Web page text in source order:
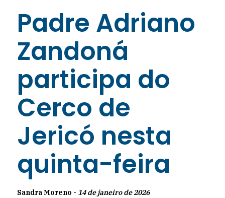
Padre Adriano
Zandoná
participa do
Cerco de
Jericó nesta
quinta-feira
Sandra Moreno - 14 de janeiro de 2026